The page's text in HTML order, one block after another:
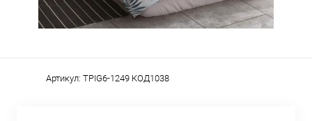
Артикул: TPIG6-1249 КОД1038